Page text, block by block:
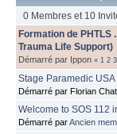
0 Membres et 10
Formation de PHTLS
Trauma Life Support)
Démarré par Ippon « 1 2 3
Stage Paramedic USA
Démarré par Florian
Welcome to SOS 112
Démarré parAncien